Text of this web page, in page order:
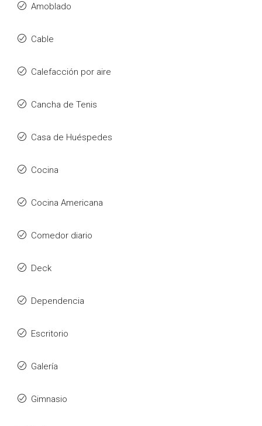
Amoblado
Cable
Calefacción por aire
Cancha de Tenis
Casa de Huéspedes
Cocina
Cocina Americana
Comedor diario
Deck
Dependencia
Escritorio
Galería
Gimnasio